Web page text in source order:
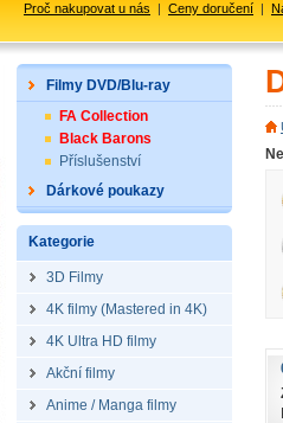
Proč nakupovat u nás | Ceny doručení |
Filmy DVD/Blu-ray
FA Collection
Black Barons
Příslušenství
Dárkové poukazy
Kategorie
3D Filmy
4K filmy (Mastered in 4K)
4K Ultra HD filmy
Akční filmy
Anime / Manga filmy